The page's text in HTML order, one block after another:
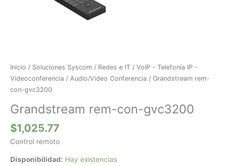
Inicio / Soluciones Syscom / Redes e IT / VoIP - Telefonía IP -
Videoconferencia / Audio/Video Conferencia / Grandstream rem-
con-gvc3200
Grandstream rem-con-gvc3200
$1,025.77
Control remoto
Disponibilidad: Hay existencias